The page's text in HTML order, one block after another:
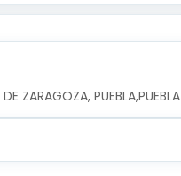
ZARAGOZA, PUEBLA,PUEBLA